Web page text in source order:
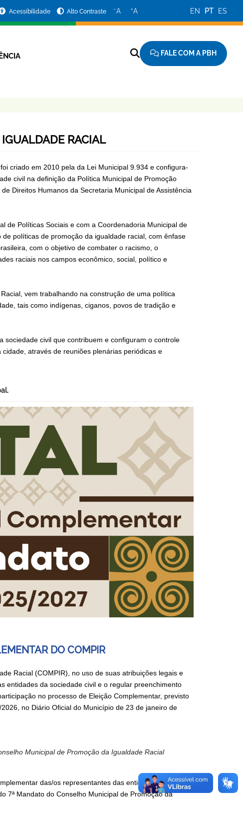
Acessibilidade Alto Contraste −A +A EN PT ES
FALE COM A PBH
RACIAL
criado em 2010 pela da Lei Municipal 9.934 e configura-
civil na definição da Política Municipal de Promoção
Direitos Humanos da Secretaria Municipal de Assistência
de Políticas Sociais e com a Coordenadoria Municipal de
políticas de promoção da igualdade racial, com ênfase
com o objetivo de combater o racismo, o
raciais nos campos econômico, social, político e
vem trabalhando na construção de uma política
tais como indígenas, ciganos, povos de tradição e
civil que contribuem e configuram o controle
através de reuniões plenárias periódicas e
DO COMPIR
Racial (COMPIR), no uso de suas atribuições legais e
entidades da sociedade civil e o regular preenchimento
no processo de Eleição Complementar, previsto
no Diário Oficial do Município de 23 de janeiro de
Municipal de Promoção da Igualdade Racial
das/os representantes das entidades não
7ª Mandato do Conselho Municipal de Promoção da